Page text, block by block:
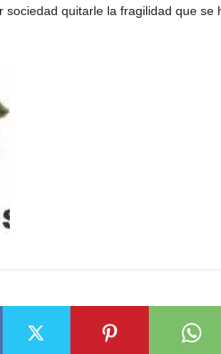
sociedad quitarle la fragilidad que se